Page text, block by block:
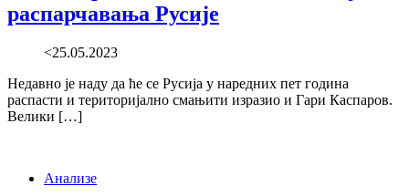
распарчавања Русије
<25.05.2023
Недавно је наду да ће се Русија у наредних пет година
распасти и територијално смањити изразио и Гари Каспаров.
Велики […]
Анализе